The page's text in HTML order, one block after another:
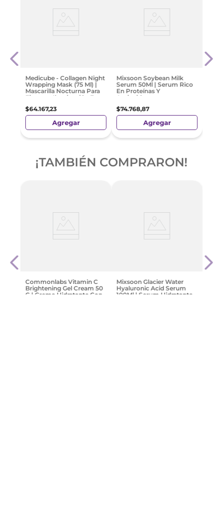
Medicube - Collagen Night
Wrapping Mask (75 Ml) |
Mascarilla Nocturna Para
Firmeza, Iluminación E
$64.167,23
Agregar
Mixsoon Soybean Milk
Serum 50Ml | Serum Rico
En Proteínas Y
Antioxidantes
$74.768,87
Agregar
¡TAMBIÉN COMPRARON!
Commonlabs Vitamin C
Brightening Gel Cream 50
G | Crema Hidratante Con
Mixsoon Glacier Water
Hyaluronic Acid Serum
100Ml | Serum Hidratante
30
Tipo